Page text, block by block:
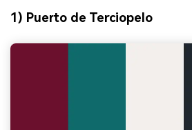
1) Puerto de Terciopelo